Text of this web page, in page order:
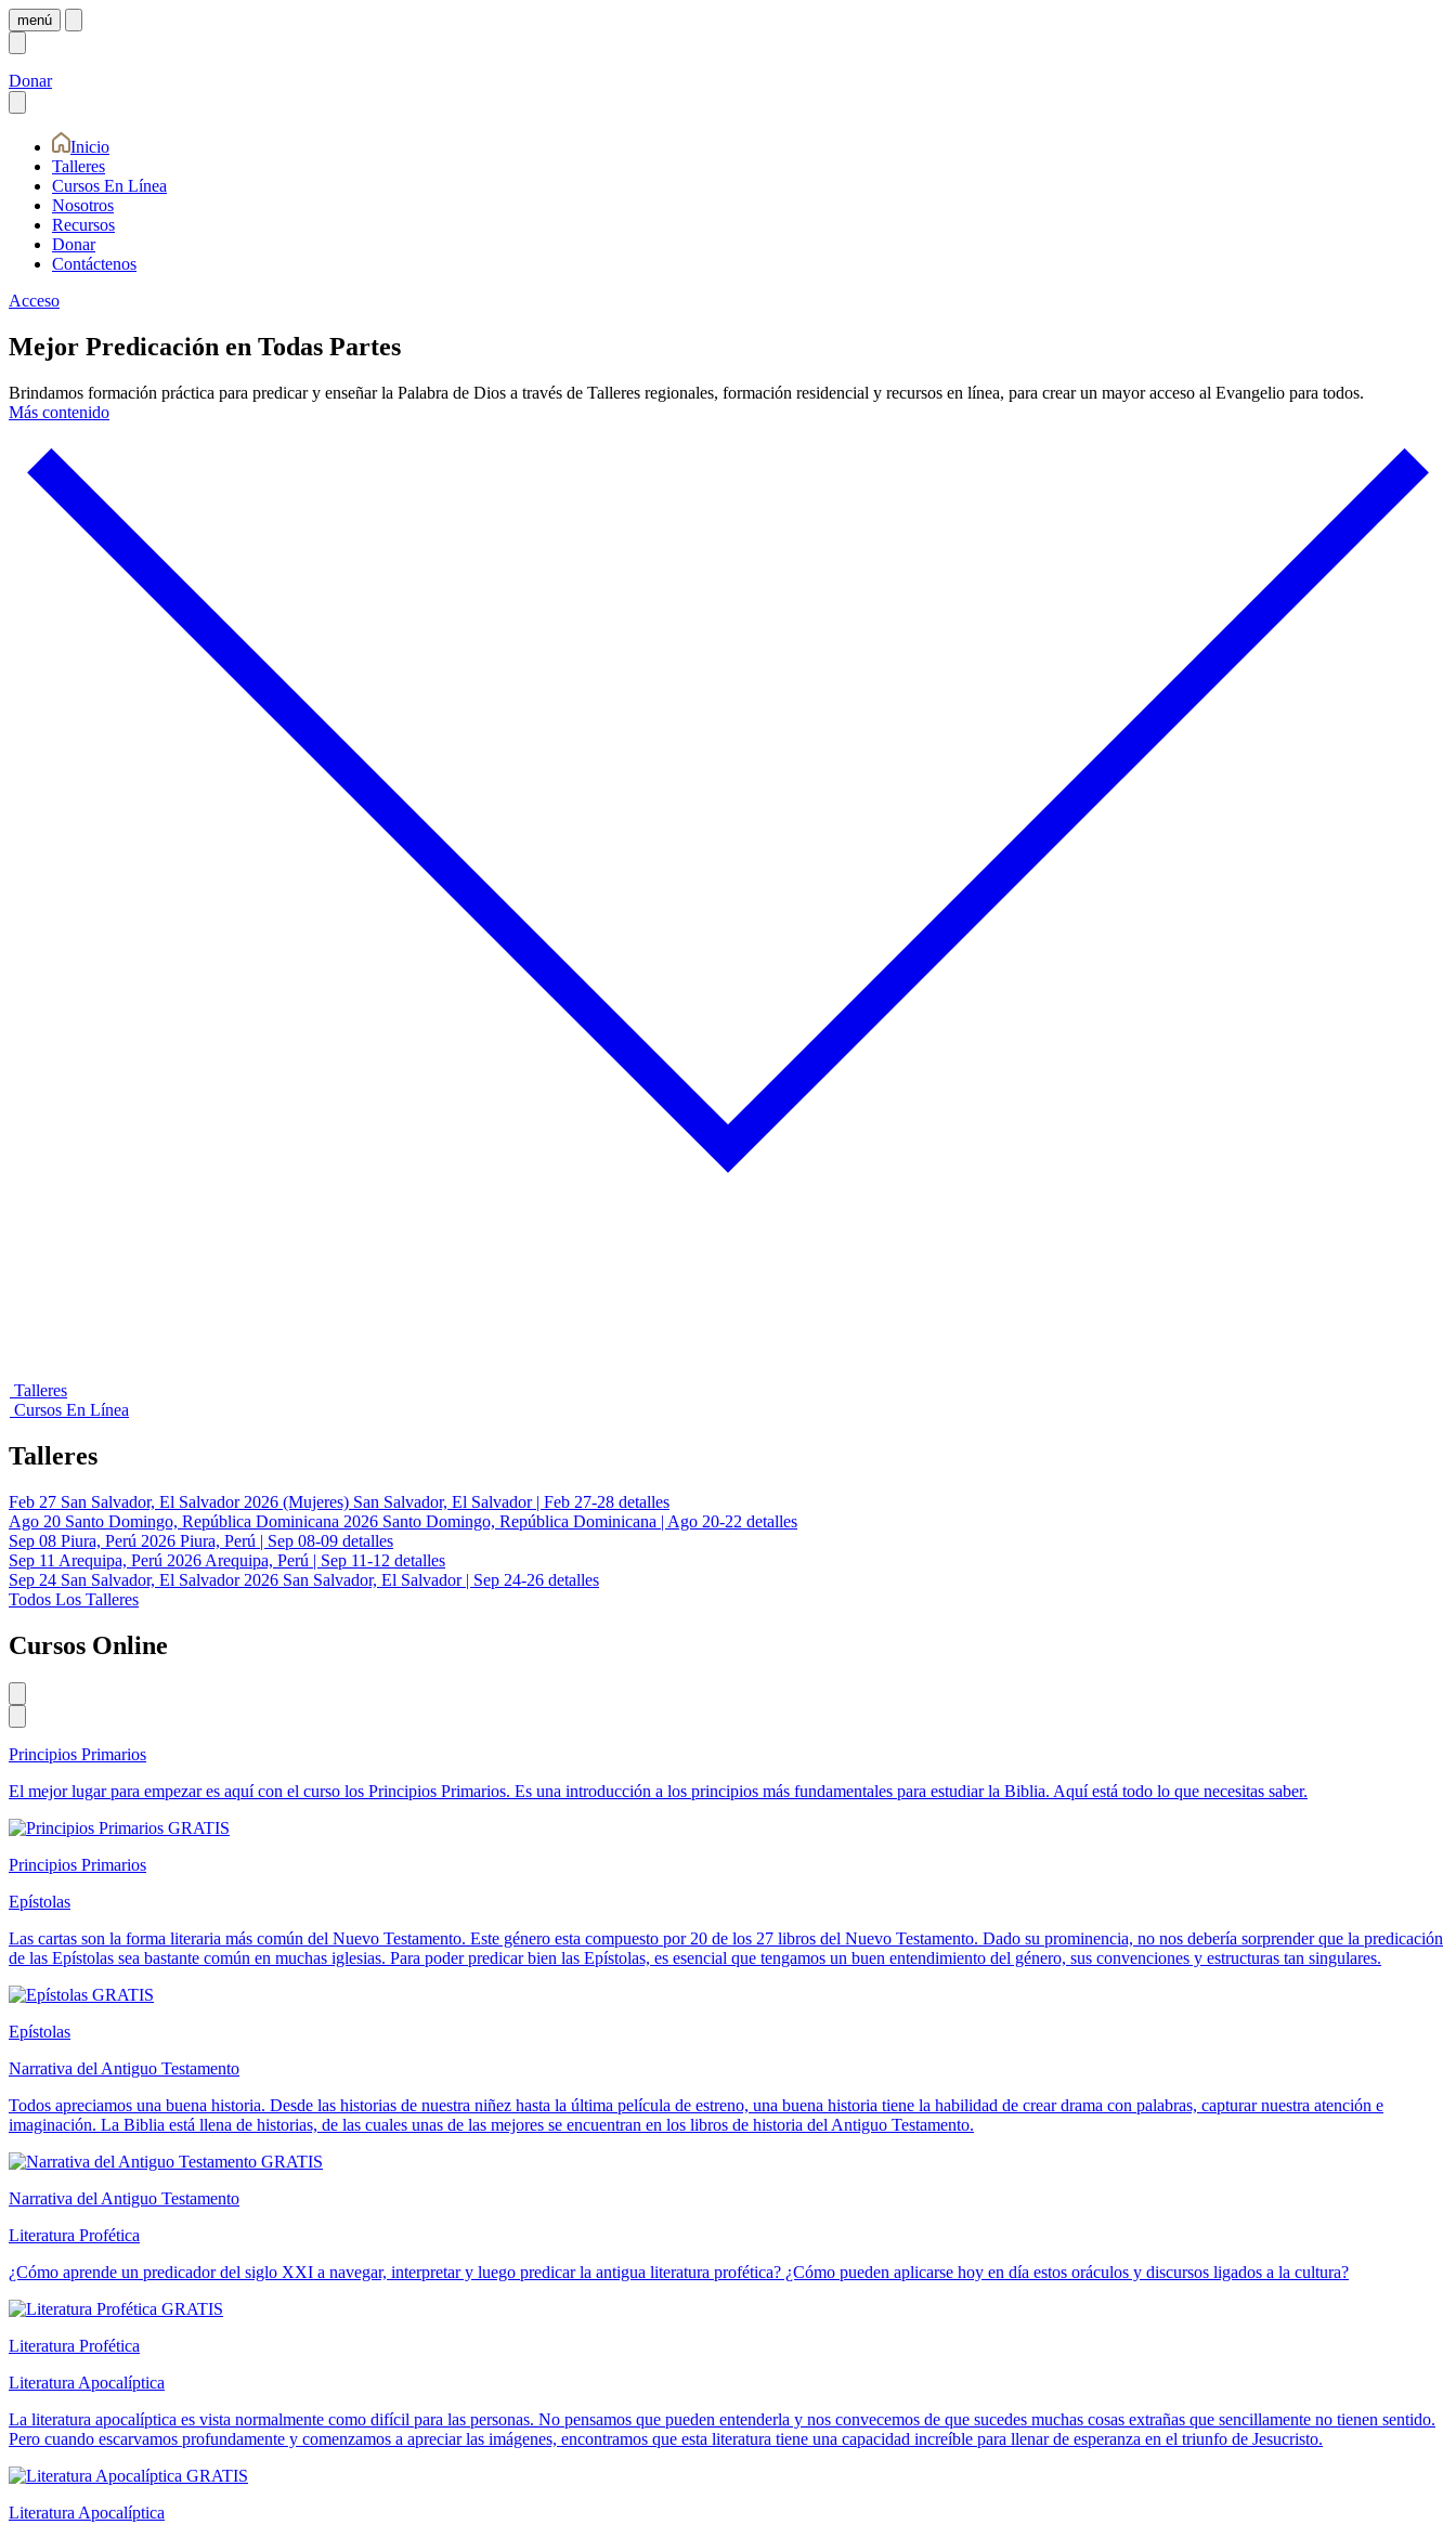
menú
Donar
Inicio
Talleres
Cursos En Línea
Nosotros
Recursos
Donar
Contáctenos
Acceso
Mejor Predicación en Todas Partes
Brindamos formación práctica para predicar y enseñar la Palabra de Dios a través de Talleres regionales, formación residencial y recursos en línea, para crear un mayor acceso al Evangelio para todos.
Más contenido
Talleres
Cursos En Línea
Talleres
Feb 27 San Salvador, El Salvador 2026 (Mujeres) San Salvador, El Salvador | Feb 27-28 detalles
Ago 20 Santo Domingo, República Dominicana 2026 Santo Domingo, República Dominicana | Ago 20-22 detalles
Sep 08 Piura, Perú 2026 Piura, Perú | Sep 08-09 detalles
Sep 11 Arequipa, Perú 2026 Arequipa, Perú | Sep 11-12 detalles
Sep 24 San Salvador, El Salvador 2026 San Salvador, El Salvador | Sep 24-26 detalles
Todos Los Talleres
Cursos Online
Principios Primarios
El mejor lugar para empezar es aquí con el curso los Principios Primarios. Es una introducción a los principios más fundamentales para estudiar la Biblia. Aquí está todo lo que necesitas saber.
GRATIS
Principios Primarios
Epístolas
Las cartas son la forma literaria más común del Nuevo Testamento. Este género esta compuesto por 20 de los 27 libros del Nuevo Testamento. Dado su prominencia, no nos debería sorprender que la predicación
de las Epístolas sea bastante común en muchas iglesias. Para poder predicar bien las Epístolas, es esencial que tengamos un buen entendimiento del género, sus convenciones y estructuras tan singulares.
GRATIS
Epístolas
Narrativa del Antiguo Testamento
Todos apreciamos una buena historia. Desde las historias de nuestra niñez hasta la última película de estreno, una buena historia tiene la habilidad de crear drama con palabras, capturar nuestra atención e
imaginación. La Biblia está llena de historias, de las cuales unas de las mejores se encuentran en los libros de historia del Antiguo Testamento.
GRATIS
Narrativa del Antiguo Testamento
Literatura Profética
¿Cómo aprende un predicador del siglo XXI a navegar, interpretar y luego predicar la antigua literatura profética? ¿Cómo pueden aplicarse hoy en día estos oráculos y discursos ligados a la cultura?
GRATIS
Literatura Profética
Literatura Apocalíptica
La literatura apocalíptica es vista normalmente como difícil para las personas. No pensamos que pueden entenderla y nos convecemos de que sucedes muchas cosas extrañas que sencillamente no tienen sentido.
Pero cuando escarvamos profundamente y comenzamos a apreciar las imágenes, encontramos que esta literatura tiene una capacidad increíble para llenar de esperanza en el triunfo de Jesucristo.
GRATIS
Literatura Apocalíptica